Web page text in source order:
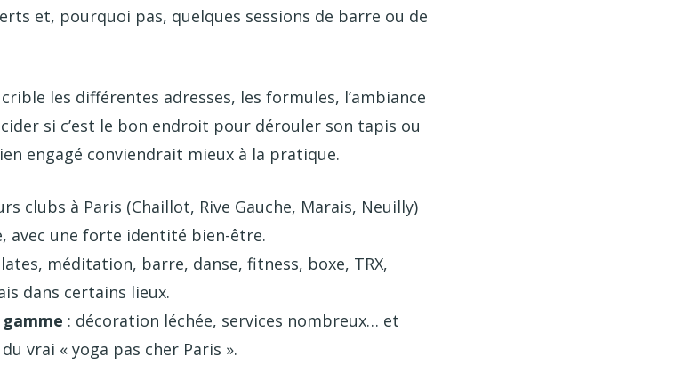
et, pourquoi pas, quelques sessions de barre ou de
les différentes adresses, les formules, l’ambiance
si c’est le bon endroit pour dérouler son tapis ou
engagé conviendrait mieux à la pratique.
clubs à Paris (Chaillot, Rive Gauche, Marais, Neuilly)
avec une forte identité bien-être.
méditation, barre, danse, fitness, boxe, TRX,
dans certains lieux.
: décoration léchée, services nombreux… et
vrai « yoga pas cher Paris ».